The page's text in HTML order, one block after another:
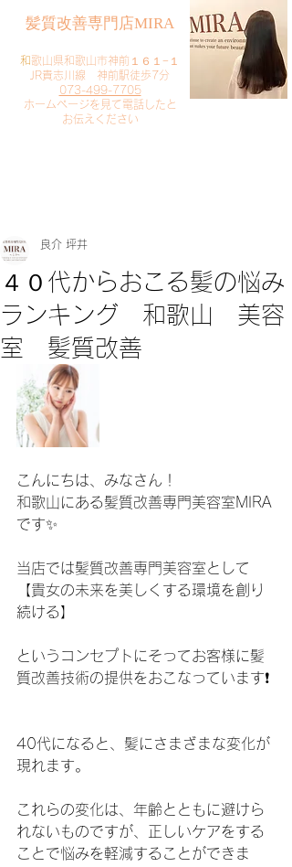
​髪質改善専門店MIRA
​和歌山県和歌山市神前１６１−１
JR貴志川線 神前駅徒歩7分
073-499-7705
​ホームページを見て電話したと
お伝えください
４０代からおこる髪の悩み
ランキング 和歌山 美容
室 髪質改善
良介 坪井
こんにちは、みなさん！
和歌山にある髪質改善専門美容室MIRA
です✨
当店では髪質改善専門美容室として
【貴女の未来を美しくする環境を創り
続ける】
というコンセプトにそってお客様に髪
質改善技術の提供をおこなっています❗️
40代になると、髪にさまざまな変化が
現れます。
これらの変化は、年齢とともに避けら
れないものですが、正しいケアをする
ことで悩みを軽減することができま